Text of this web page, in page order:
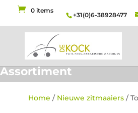
+31(0)6-38928477
0 items
Assortiment
Home / Nieuwe zitmaaiers/